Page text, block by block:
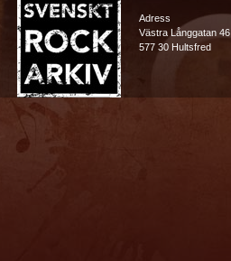
Adress
Västra Långgatan 46
577 30 Hultsfred